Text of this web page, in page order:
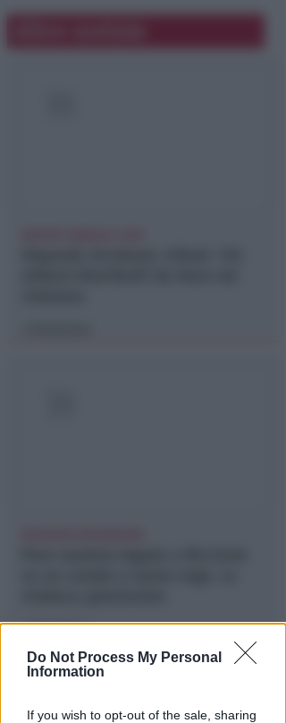
Do Not Process My Personal
Information
If you wish to opt-out of the sale, sharing
Redazione